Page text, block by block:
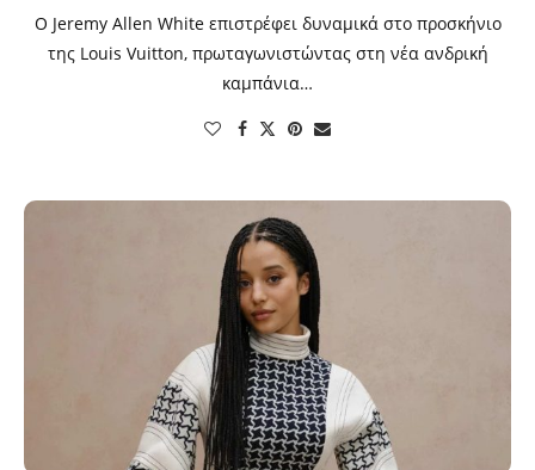
Ο Jeremy Allen White επιστρέφει δυναμικά στο προσκήνιο
της Louis Vuitton, πρωταγωνιστώντας στη νέα ανδρική
καμπάνια…